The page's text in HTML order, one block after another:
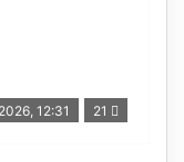
12:31 21